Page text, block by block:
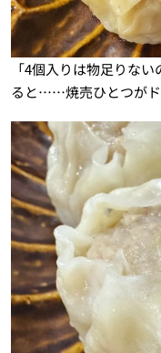
「4個入りは物足りな
ると……焼売ひとつがド